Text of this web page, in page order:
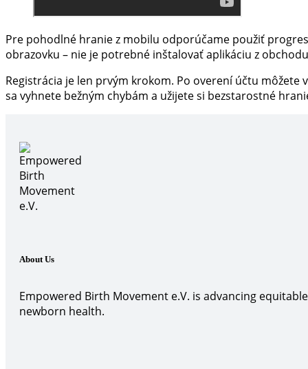
Pre pohodlné hranie z mobilu odporúčame použiť
obrazovku – nie je potrebné inštalovať aplikáciu z
Registrácia je len prvým krokom. Po overení účtu
sa vyhnete bežným chybám a užijete si bezstarostné
About Us
Empowered Birth Movement e.V. is advancing
newborn health.